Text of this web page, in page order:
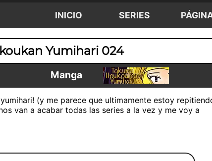
INICIO SERIES
Yumihari 024
Manga
(y me parece que ultimamente estoy
van a acabar todas las series a la vez y me voy a